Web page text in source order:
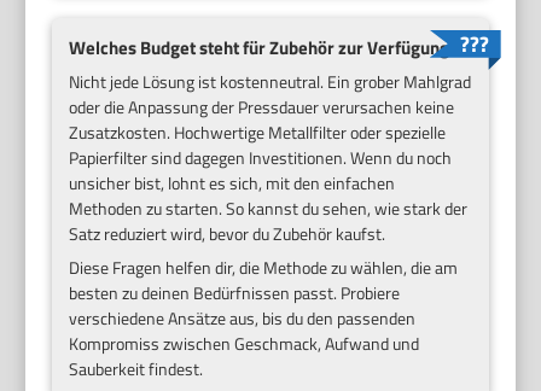
Welches Budget steht für Zubehör zur Verfügung?
Nicht jede Lösung ist kostenneutral. Ein grober Mahlgrad
oder die Anpassung der Pressdauer verursachen keine
Zusatzkosten. Hochwertige Metallfilter oder spezielle
Papierfilter sind dagegen Investitionen. Wenn du noch
unsicher bist, lohnt es sich, mit den einfachen
Methoden zu starten. So kannst du sehen, wie stark der
Satz reduziert wird, bevor du Zubehör kaufst.
Diese Fragen helfen dir, die Methode zu wählen, die am
besten zu deinen Bedürfnissen passt. Probiere
verschiedene Ansätze aus, bis du den passenden
Kompromiss zwischen Geschmack, Aufwand und
Sauberkeit findest.